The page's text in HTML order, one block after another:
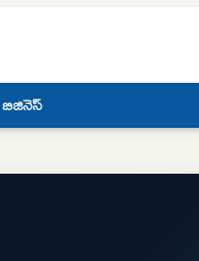
బిజినెస్